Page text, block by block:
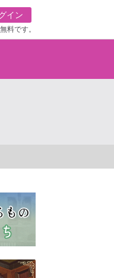
イン
料です。
条約実現アクション 亀永能布子